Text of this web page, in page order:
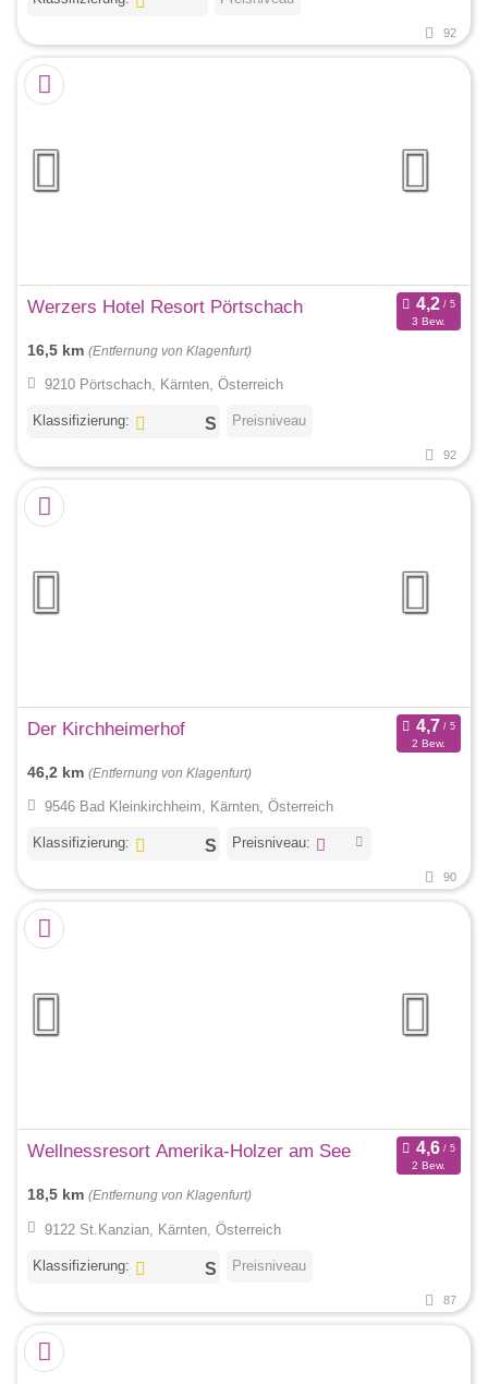
92
Werzers Hotel Resort Pörtschach
3 Bew.
16,5 km (Entfernung von Klagenfurt)
9210 Pörtschach, Kärnten, Österreich
Klassifizierung: Preisniveau
92
Der Kirchheimerhof
2 Bew.
46,2 km (Entfernung von Klagenfurt)
9546 Bad Kleinkirchheim, Kärnten, Österreich
Klassifizierung: Preisniveau:
90
Wellnessresort Amerika-Holzer am See
2 Bew.
18,5 km (Entfernung von Klagenfurt)
9122 St.Kanzian, Kärnten, Österreich
Klassifizierung: Preisniveau
87